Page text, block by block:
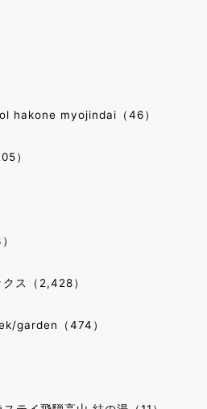
hakone myojindai（46）
）
ス（2,428）
garden（474）